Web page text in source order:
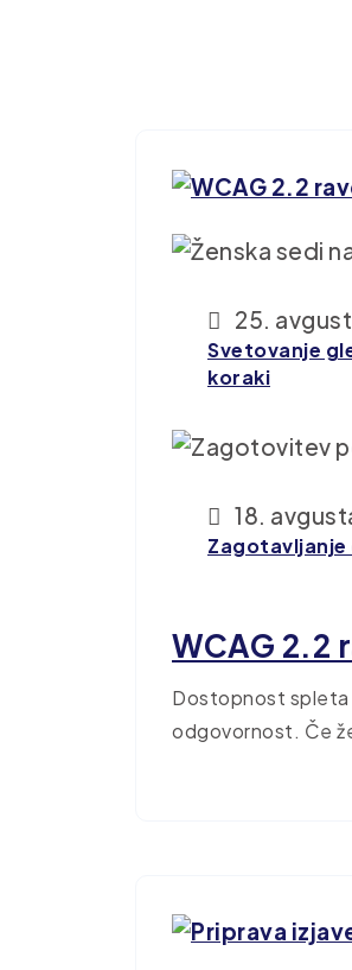
25.
Svetovanje
koraki
18.
WCAG 2.2
Dostopnost spleta
odgovornost. Če